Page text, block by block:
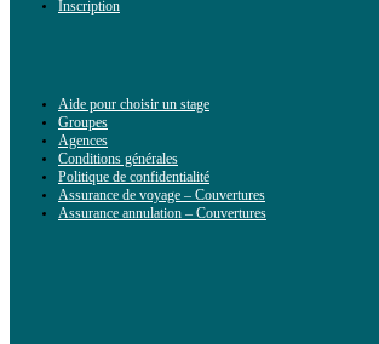
Inscription
Aide pour choisir un stage
Groupes
Agences
Conditions générales
Politique de confidentialité
Assurance de voyage – Couvertures
Assurance annulation – Couvertures